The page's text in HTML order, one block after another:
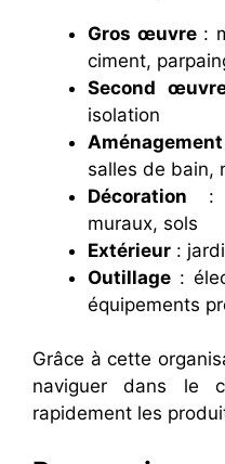
Gros œuvre:
ciment,
Second
isolation
salles de bain,
Décoration :
muraux, sols
Extérieur :
Outillage :
équipements
Grâce à cette
naviguer dans le
rapidement les